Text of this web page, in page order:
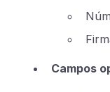
Campos